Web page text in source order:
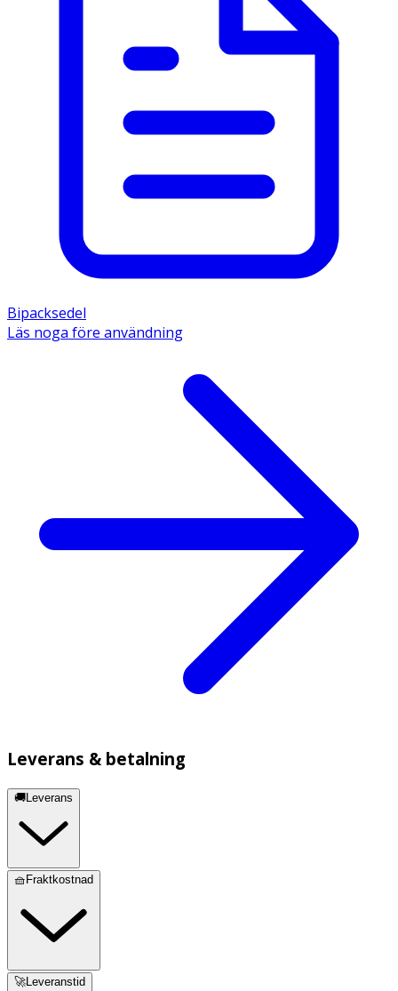
Bipacksedel
Läs noga före användning
Leverans & betalning
🚚Leverans
🧺Fraktkostnad
🚀Leveranstid